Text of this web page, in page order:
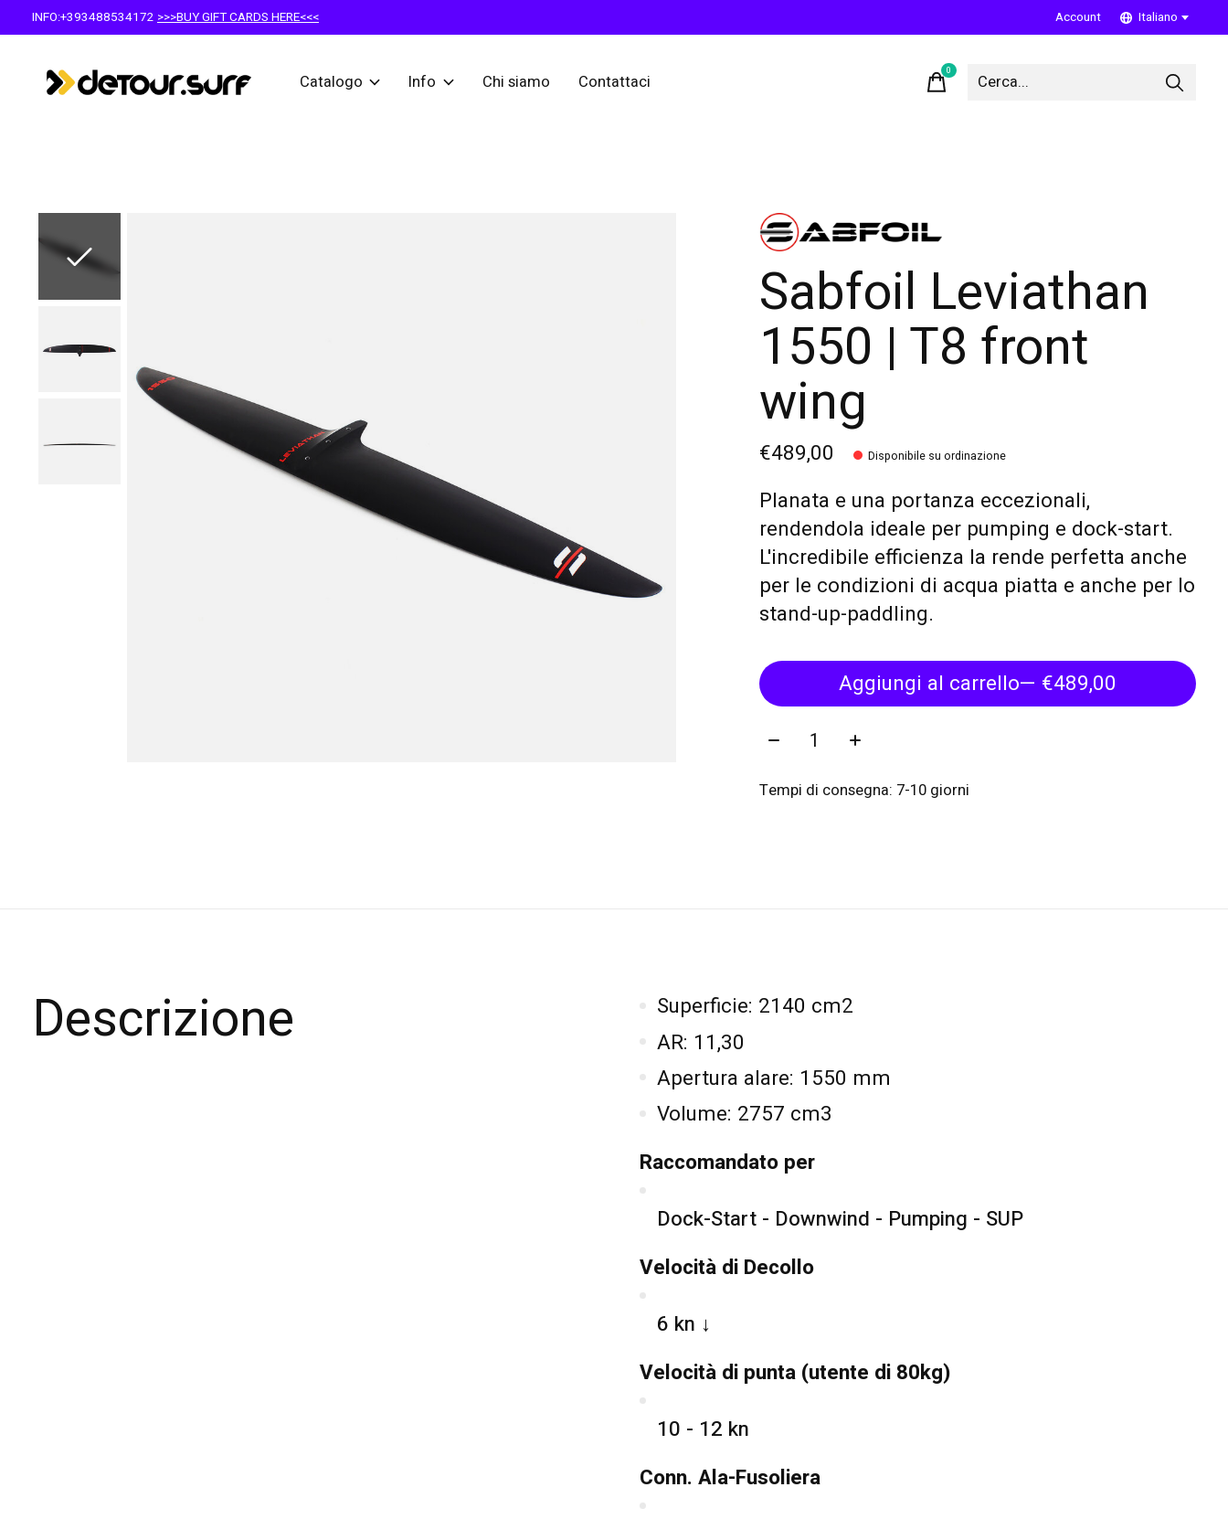
INFO:+393488534172 >>>BUY GIFT CARDS HERE<<< Account Italiano
Catalogo Info Chi siamo Contattaci
0items
Sabfoil Leviathan
1550 | T8 front
wing
€489,00 Disponibile su ordinazione
Planata e una portanza eccezionali,
rendendola ideale per pumping e dock-start.
L'incredibile efficienza la rende perfetta anche
per le condizioni di acqua piatta e anche per lo
stand-up-paddling.
Aggiungi al carrello
— €489,00
Quantità:
Tempi di consegna: 7-10 giorni
Descrizione
Superficie: 2140 cm2
AR: 11,30
Apertura alare: 1550 mm
Volume: 2757 cm3
Raccomandato per
Dock-Start - Downwind - Pumping - SUP
Velocità di Decollo
6 kn ↓
Velocità di punta (utente di 80kg)
10 - 12 kn
Conn. Ala-Fusoliera